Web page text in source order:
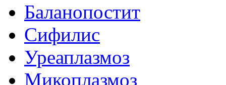
Баланопостит
Сифилис
Уреаплазмоз
Микоплазмоз